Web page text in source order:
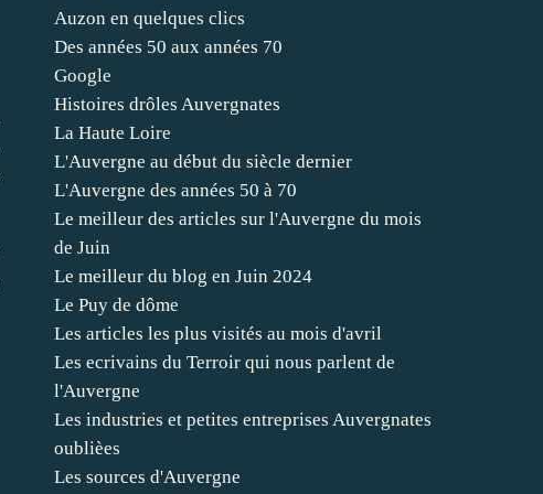
Auzon en quelques clics
Des années 50 aux années 70
Google
Histoires drôles Auvergnates
La Haute Loire
L'Auvergne au début du siècle dernier
L'Auvergne des années 50 à 70
Le meilleur des articles sur l'Auvergne du mois
de Juin
Le meilleur du blog en Juin 2024
Le Puy de dôme
Les articles les plus visités au mois d'avril
Les ecrivains du Terroir qui nous parlent de
l'Auvergne
Les industries et petites entreprises Auvergnates
oublièes
Les sources d'Auvergne